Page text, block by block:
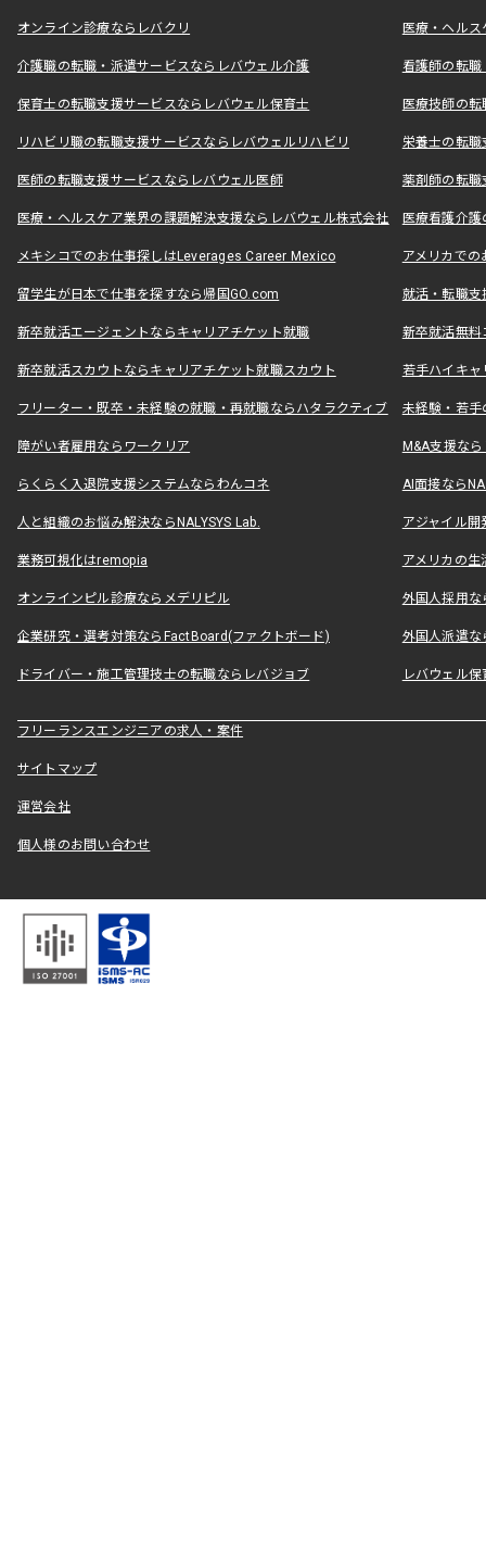
オンライン診療ならレバクリ 医療・ヘル
介護職の転職・派遣サービスならレバウェル介護 看護師の転
保育士の転職支援サービスならレバウェル保育士 医療技師の
リハビリ職の転職支援サービスならレバウェルリハビリ 栄養士の転
医師の転職支援サービスならレバウェル医師 薬剤師の転
医療・ヘルスケア業界の課題解決支援ならレバウェル株式会社 医療看護介
メキシコでのお仕事探しはLeverages Career Mexico アメリカで
留学生が日本で仕事を探すなら帰国GO.com 就活・転職
新卒就活エージェントならキャリアチケット就職 新卒就活無料
新卒就活スカウトならキャリアチケット就職スカウト 若手ハイキ
フリーター・既卒・未経験の就職・再就職ならハタラクティブ 未経験・若手
障がい者雇用ならワークリア M&A支援な
らくらく入退院支援システムならわんコネ AI面接なら
人と組織のお悩み解決ならNALYSYS Lab. アジャイル
業務可視化はremopia アメリカの
オンラインピル診療ならメデリピル 外国人採用
企業研究・選考対策ならFactBoard(ファクトボード) 外国人派遣な
ドライバー・施工管理技士の転職ならレバジョブ レバウェル
フリーランスエンジニアの求人・案件
サイトマップ
運営会社
個人様のお問い合わせ